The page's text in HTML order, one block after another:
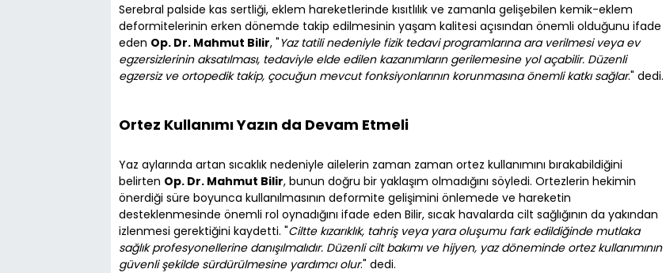
Serebral palside kas sertliği, eklem hareketlerinde kısıtlılık ve zamanla gelişebilen kemik-eklem
deformitelerinin erken dönemde takip edilmesinin yaşam kalitesi açısından önemli olduğunu ifade
eden Op. Dr. Mahmut Bilir, "Yaz tatili nedeniyle fizik tedavi programlarına ara verilmesi veya ev
egzersizlerinin aksatılması, tedaviyle elde edilen kazanımların gerilemesine yol açabilir. Düzenli
egzersiz ve ortopedik takip, çocuğun mevcut fonksiyonlarının korunmasına önemli katkı sağlar." dedi.
Ortez Kullanımı Yazın da Devam Etmeli
Yaz aylarında artan sıcaklık nedeniyle ailelerin zaman zaman ortez kullanımını bırakabildiğini
belirten Op. Dr. Mahmut Bilir, bunun doğru bir yaklaşım olmadığını söyledi. Ortezlerin hekimin
önerdiği süre boyunca kullanılmasının deformite gelişimini önlemede ve hareketin
desteklenmesinde önemli rol oynadığını ifade eden Bilir, sıcak havalarda cilt sağlığının da yakından
izlenmesi gerektiğini kaydetti. "Ciltte kızarıklık, tahriş veya yara oluşumu fark edildiğinde mutlaka
sağlık profesyonellerine danışılmalıdır. Düzenli cilt bakımı ve hijyen, yaz döneminde ortez kullanımının
güvenli şekilde sürdürülmesine yardımcı olur." dedi.